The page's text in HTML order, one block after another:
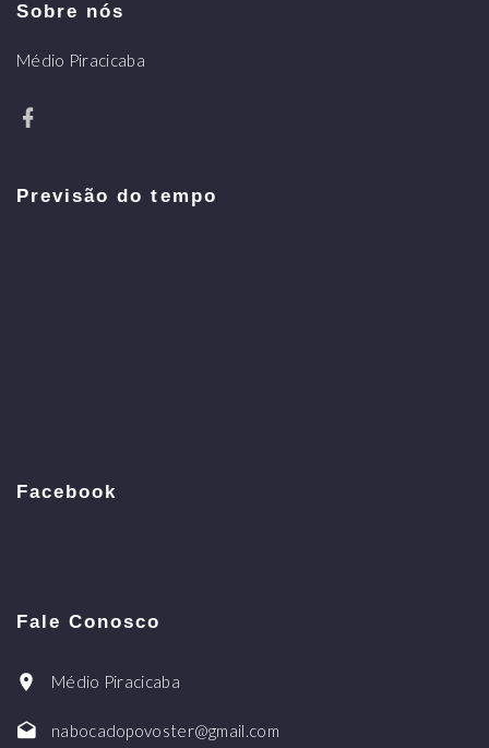
Sobre nós
Médio Piracicaba
Previsão do tempo
Facebook
Fale Conosco
Médio Piracicaba
nabocadopovoster@gmail.com